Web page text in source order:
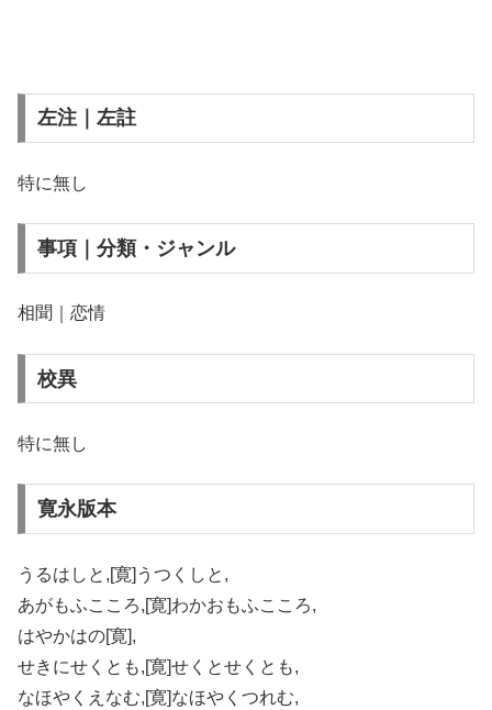
左注｜左註
特に無し
事項｜分類・ジャンル
相聞｜恋情
校異
特に無し
寛永版本
うるはしと,[寛]うつくしと,
あがもふこころ,[寛]わかおもふこころ,
はやかはの[寛],
せきにせくとも,[寛]せくとせくとも,
なほやくえなむ,[寛]なほやくつれむ,